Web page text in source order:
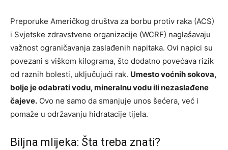
Preporuke Američkog društva za borbu protiv raka (ACS)
i Svjetske zdravstvene organizacije (WCRF) naglašavaju
važnost ograničavanja zaslađenih napitaka. Ovi napici su
povezani s viškom kilograma, što dodatno povećava rizik
od raznih bolesti, uključujući rak. Umesto voćnih sokova,
bolje je odabrati vodu, mineralnu vodu ili nezaslađene
čajeve. Ovo ne samo da smanjuje unos šećera, već i
pomaže u održavanju hidratacije tijela.
Biljna mlijeka: Šta treba znati?